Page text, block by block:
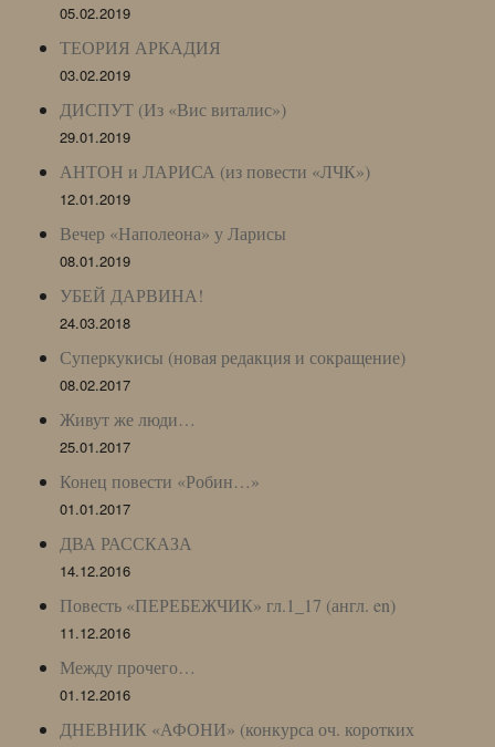
05.02.2019
ТЕОРИЯ АРКАДИЯ
03.02.2019
ДИСПУТ (Из «Вис виталис»)
29.01.2019
АНТОН и ЛАРИСА (из повести «ЛЧК»)
12.01.2019
Вечер «Наполеона» у Ларисы
08.01.2019
УБЕЙ ДАРВИНА!
24.03.2018
Суперкукисы (новая редакция и сокращение)
08.02.2017
Живут же люди…
25.01.2017
Конец повести «Робин…»
01.01.2017
ДВА РАССКАЗА
14.12.2016
Повесть «ПЕРЕБЕЖЧИК» гл.1_17 (англ. en)
11.12.2016
Между прочего…
01.12.2016
ДНЕВНИК «АФОНИ» (конкурса оч. коротких